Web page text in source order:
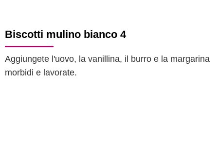
Biscotti mulino bianco 4
Aggiungete l'uovo, la vanillina, il burro e la margarina
morbidi e lavorate.